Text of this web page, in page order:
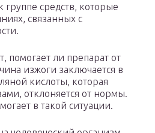
группе средств, которые
связанных с
помогает ли препарат от
изжоги заключается в
кислоты, которая
отклоняется от нормы.
в такой ситуации.